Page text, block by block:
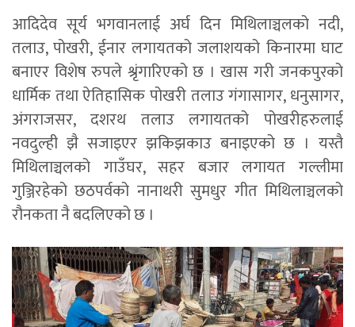
आदिदेव सूर्य भगवानलाई अर्घ दिन मिथिलाञ्चलको नदी,
तलाउ, पोखरी, ईनार लगायतको जलाशयको किनारमा घाट
बनाएर विशेष रुपले श्रृंगारिएको छ । खास गरी जनकपुरको
धार्मिक तथा ऐतिहासिक पोखरी तलाउ गंगासागर, धनुसागर,
अंगराजसर, दशरथ तलाउ लगायतको पोखरीहरुलाई
नवदुल्ही झै सजाइएर झकिझकाउ बनाइएको छ । यस्तै
मिथिलाञ्चलको गाउँघर, सहर बजार लगायत गल्लीमा
गुञ्जिरहेको छठपर्वको नानाथरी सुमधुर गीत मिथिलाञ्चलको
रौनकता नै बदलिएको छ ।